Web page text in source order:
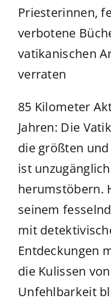
Priesterinnen,
verbotene
vatikanischen
verraten
85 Kilometer
Jahren: Die
die größten
ist
herumstöbern.
seinem
mit
Entdeckungen
die Kulissen
Unfehlbarkeit